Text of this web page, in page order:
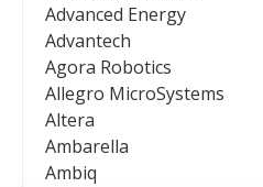
Advanced Energy
Advantech
Agora Robotics
Allegro MicroSystems
Altera
Ambarella
Ambiq